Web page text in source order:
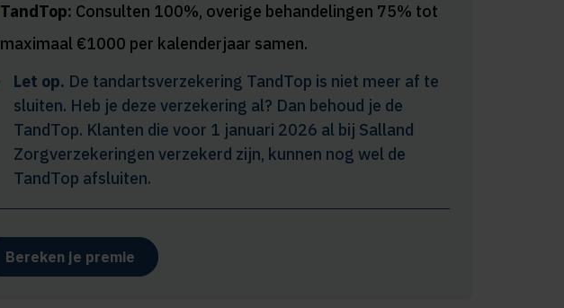
TandTop: Consulten 100%, overige behandelingen 75% tot
maximaal €1000 per kalenderjaar samen.
Let op. De tandartsverzekering TandTop is niet meer af te
sluiten. Heb je deze verzekering al? Dan behoud je de
TandTop. Klanten die voor 1 januari 2026 al bij Salland
Zorgverzekeringen verzekerd zijn, kunnen nog wel de
TandTop afsluiten.
Bereken je premie